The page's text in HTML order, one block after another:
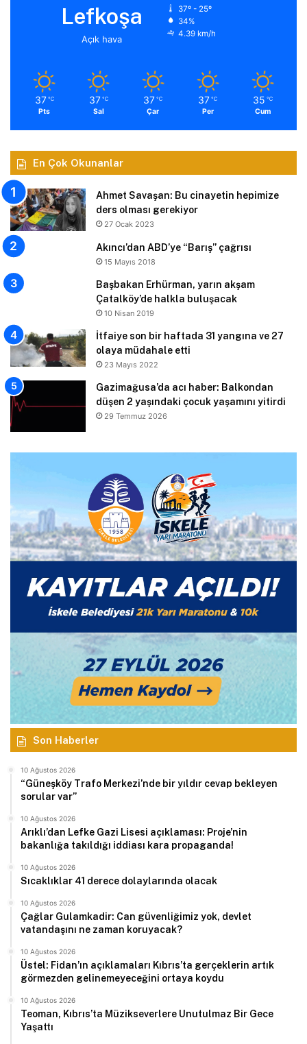
Lefkoşa
Açık hava
37º - 25º
34%
4.39 km/h
37 ℃
Pts
37 ℃
Sal
37 ℃
Çar
37 ℃
Per
35 ℃
Cum
En Çok Okunanlar
Ahmet Savaşan: Bu cinayetin hepimize
ders olması gerekiyor
27 Ocak 2023
Akıncı’dan ABD’ye “Barış” çağrısı
15 Mayıs 2018
Başbakan Erhürman, yarın akşam
Çatalköy’de halkla buluşacak
10 Nisan 2019
İtfaiye son bir haftada 31 yangına ve 27
olaya müdahale etti
23 Mayıs 2022
Gazimağusa’da acı haber: Balkondan
düşen 2 yaşındaki çocuk yaşamını yitirdi
29 Temmuz 2026
Son Haberler
10 Ağustos 2026
“Güneşköy Trafo Merkezi’nde bir yıldır cevap bekleyen
sorular var”
10 Ağustos 2026
Arıklı’dan Lefke Gazi Lisesi açıklaması: Proje’nin
bakanlığa takıldığı iddiası kara propaganda!
10 Ağustos 2026
Sıcaklıklar 41 derece dolaylarında olacak
10 Ağustos 2026
Çağlar Gulamkadir: Can güvenliğimiz yok, devlet
vatandaşını ne zaman koruyacak?
10 Ağustos 2026
Üstel: Fidan’ın açıklamaları Kıbrıs’ta gerçeklerin artık
görmezden gelinemeyeceğini ortaya koydu
10 Ağustos 2026
Teoman, Kıbrıs’ta Müzikseverlere Unutulmaz Bir Gece
Yaşattı